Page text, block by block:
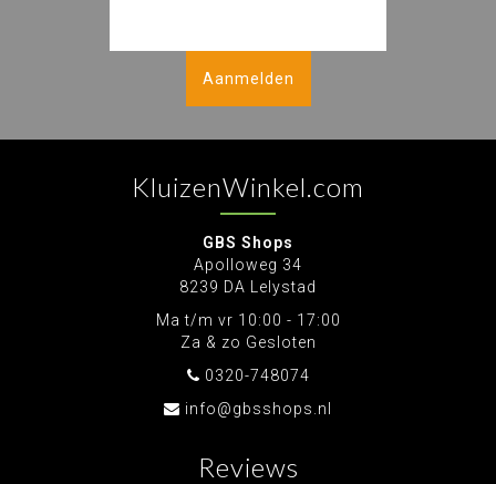
Aanmelden
KluizenWinkel.com
GBS Shops
Apolloweg 34
8239 DA Lelystad
Ma t/m vr 10:00 - 17:00
Za & zo Gesloten
0320-748074
info@gbsshops.nl
Reviews